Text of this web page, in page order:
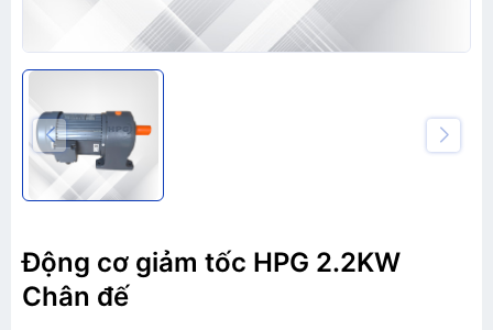
Động cơ giảm tốc HPG 2.2KW
Chân đế